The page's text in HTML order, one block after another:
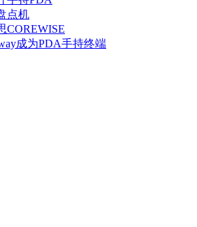
点机
COREWISE
成为PDA手持终端